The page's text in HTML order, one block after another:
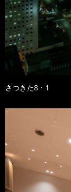
さつきた8・1